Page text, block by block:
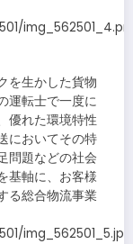
を生かした貨物
運転士で一度に
優れた環境特性
においてその特
問題などの社会
基軸に、お客様
る総合物流事業
img_562501_5.jpg